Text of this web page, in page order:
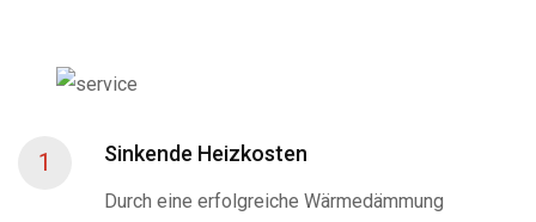
1 Sinkende Heizkosten
Durch eine erfolgreiche Wärmedämmung